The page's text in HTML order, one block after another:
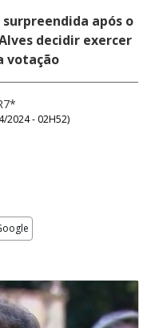
após o
decidir exercer
votação
2024 - 02H52)